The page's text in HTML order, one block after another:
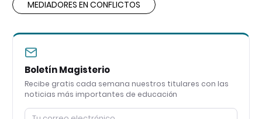
MEDIADORES EN CONFLICTOS
Boletín Magisterio
Recibe gratis cada semana nuestros titulares con las
noticias más importantes de educación